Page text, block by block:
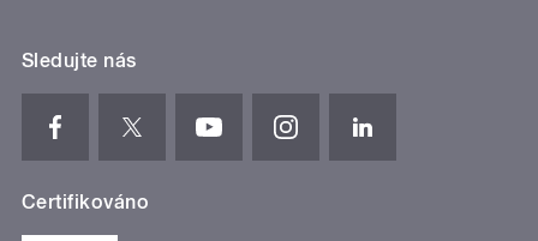
Sledujte nás
Certifikováno